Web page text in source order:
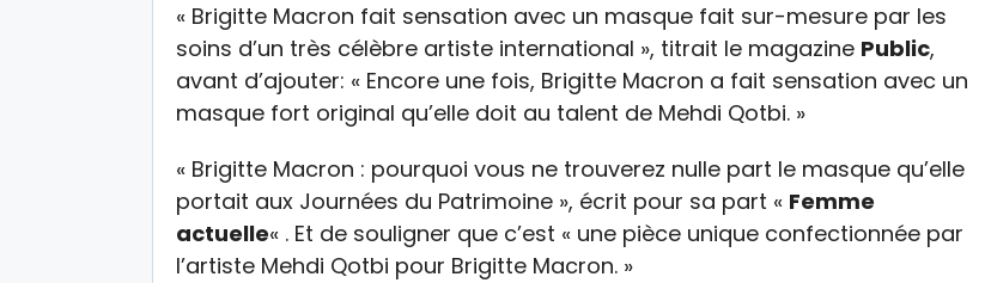
« Brigitte Macron fait sensation avec un masque fait sur-mesure par les
soins d’un très célèbre artiste international », titrait le magazine Public,
avant d’ajouter: « Encore une fois, Brigitte Macron a fait sensation avec un
masque fort original qu’elle doit au talent de Mehdi Qotbi. »
« Brigitte Macron : pourquoi vous ne trouverez nulle part le masque qu’elle
portait aux Journées du Patrimoine », écrit pour sa part « Femme
actuelle« . Et de souligner que c’est « une pièce unique confectionnée par
l’artiste Mehdi Qotbi pour Brigitte Macron. »